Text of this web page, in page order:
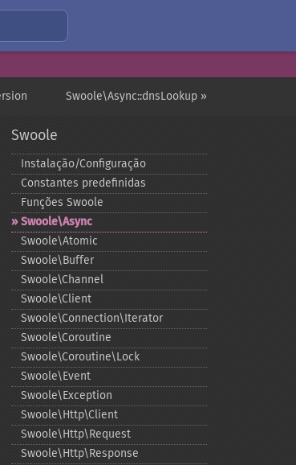
Swoole\Async::dnsLookup »
Swoole
Instalação/Configuração
Constantes predefinidas
Funções Swoole
Swoole\Async
Swoole\Atomic
Swoole\Buffer
Swoole\Channel
Swoole\Client
Swoole\Connection\Iterator
Swoole\Coroutine
Swoole\Coroutine\Lock
Swoole\Event
Swoole\Exception
Swoole\Http\Client
Swoole\Http\Request
Swoole\Http\Response